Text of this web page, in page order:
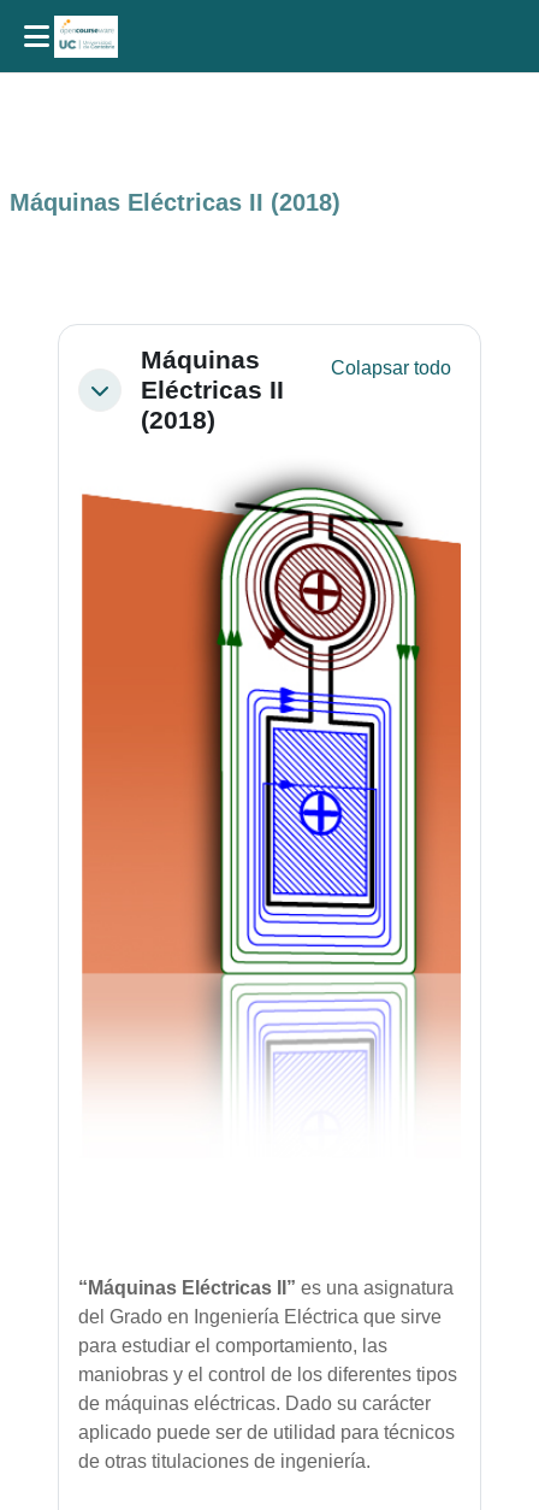
Máquinas Eléctricas II (2018)
Perfilado de sección
Colapsar
Máquinas
Eléctricas II
(2018)
Colapsar todo
“Máquinas Eléctricas II” es una asignatura
del Grado en Ingeniería Eléctrica que sirve
para estudiar el comportamiento, las
maniobras y el control de los diferentes tipos
de máquinas eléctricas. Dado su carácter
aplicado puede ser de utilidad para técnicos
de otras titulaciones de ingeniería.